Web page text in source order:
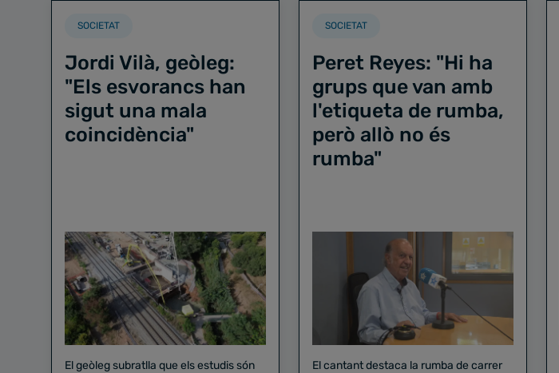
SOCIETAT
Jordi Vilà, geòleg:
"Els esvorancs han
sigut una mala
coincidència"
El geòleg subratlla que els estudis són
SOCIETAT
Peret Reyes: "Hi ha
grups que van amb
l'etiqueta de rumba,
però allò no és
rumba"
El cantant destaca la rumba de carrer